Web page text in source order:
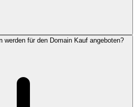
werden für den Domain Kauf angeboten?